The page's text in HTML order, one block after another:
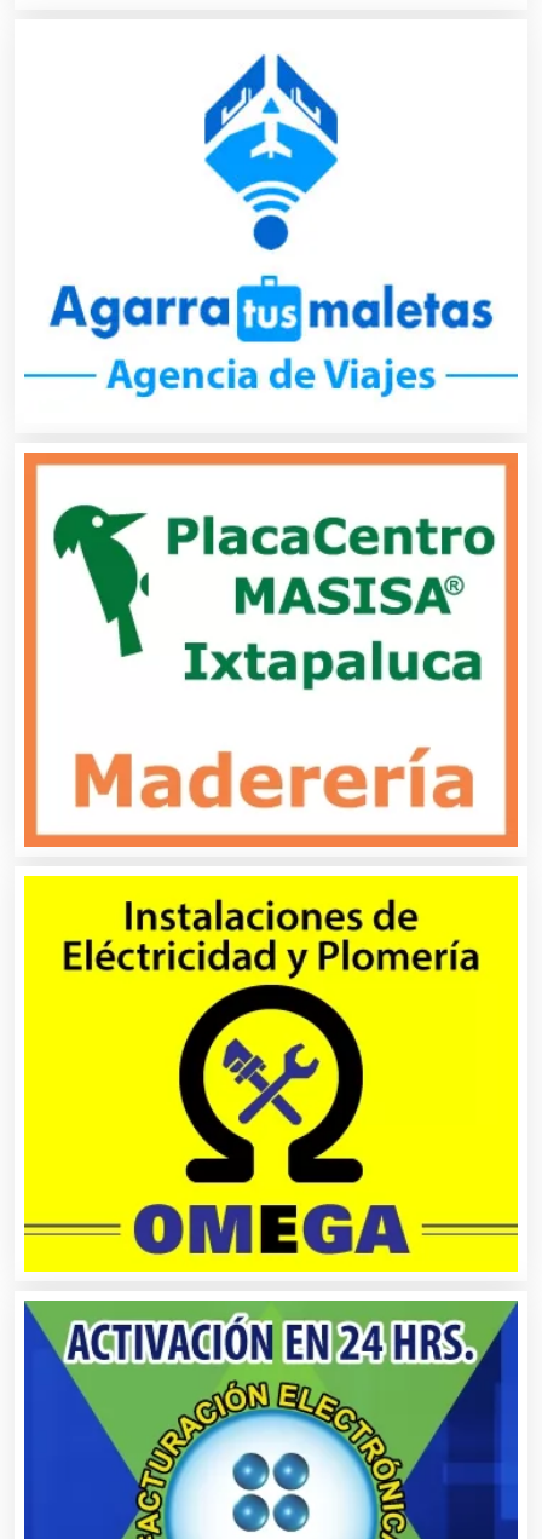
Artículos Personales
Artículos Publicitarios
Asesores Técnicos
Asilos
Asociaciones Civiles
Asociaciones Empresariales
Audio, Sonido e Iluminación
Audios para Eventos
Autobuses
Automatización
Automóviles Nuevos y Usados
Autopartes Eléctricas
Avaluos
Balnearios
Bancos